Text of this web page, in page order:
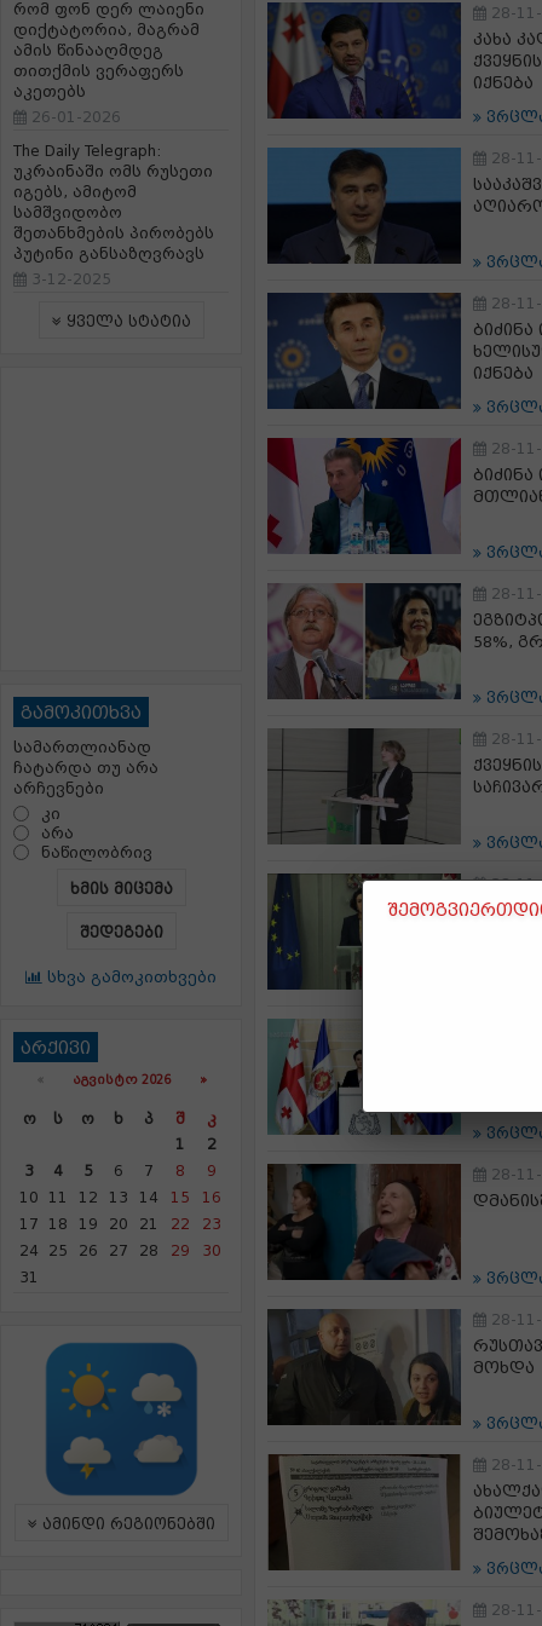
რომ ფონ დერ ლაიენი
დიქტატორია, მაგრამ
ამის წინააღმდეგ
თითქმის ვერაფერს
აკეთებს
26-01-2026
The Daily Telegraph:
უკრაინაში ომს რუსეთი
იგებს, ამიტომ
სამშვიდობო
შეთანხმების პირობებს
პუტინი განსაზღვრავს
3-12-2025
ყველა სტატია
გამოკითხვა
სამართლიანად
ჩატარდა თუ არა
არჩევნები
კი
არა
ნაწილობრივ
ხმის მიცემა
შედეგები
სხვა გამოკითხვები
არქივი
« ᲐᲒᲕᲘᲡᲢᲝ 2026 »
Ო Ს Ო Ხ Პ Შ
Კ
1
2
3
4 5 6 7 8
9
10
11 12 13 14 15
16
17
18 19 20 21 22
23
24
25 26 27 28 29
30
31
ამინდი რეგიონებში
28-
კახა
იქნება
28-
28-
იქნება
28-
28-
58%,
28-
28-
ნათია
28-
28-
მოხდა
28-
28-